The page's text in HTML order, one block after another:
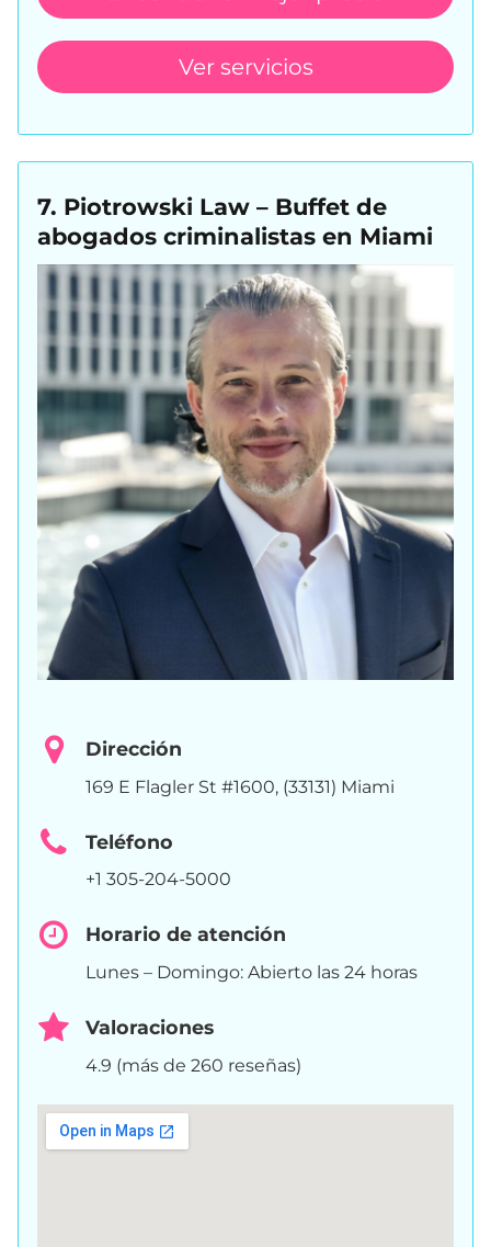
Ver servicios
7. Piotrowski Law – Buffet de
abogados criminalistas en Miami
Dirección
169 E Flagler St #1600, (33131) Miami
Teléfono
+1 305-204-5000
Horario de atención
Lunes – Domingo: Abierto las 24 horas
Valoraciones
4.9 (más de 260 reseñas)